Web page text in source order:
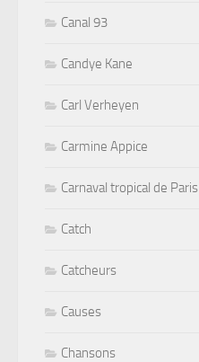
Canal 93
Candye Kane
Carl Verheyen
Carmine Appice
Carnaval tropical de Paris
Catch
Catcheurs
Causes
Chansons